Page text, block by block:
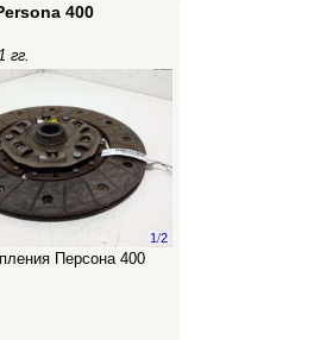
400
гг.
1/2
Персона 400